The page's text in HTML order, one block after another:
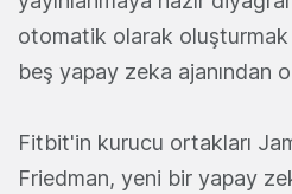
otomatik olarak oluşturmak
beş yapay zeka ajanından
Fitbit'in kurucu ortakları
Friedman, yeni bir yapay